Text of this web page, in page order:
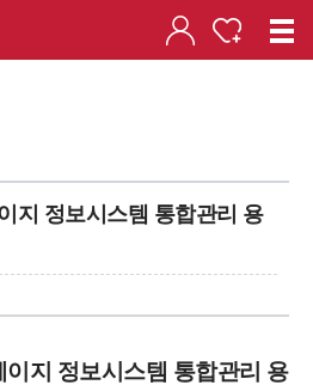
지 정보시스템 통합관리 용
이지 정보시스템 통합관리 용